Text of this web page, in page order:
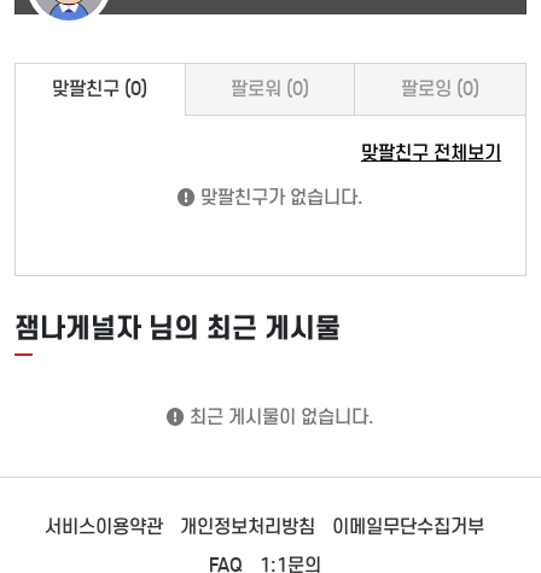
맞팔친구 (0) 팔로워 (0) 팔로잉 (0)
맞팔친구 전체보기
맞팔친구가 없습니다.
잼나게널자 님의 최근 게시물
최근 게시물이 없습니다.
서비스이용약관 개인정보처리방침
이메일무단수집거부
FAQ
1:1문의